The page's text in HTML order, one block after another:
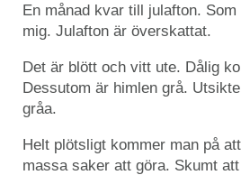
En månad kvar till julafton.
mig. Julafton är överskattat.
Det är blött och vitt ute. Dålig
Dessutom är himlen grå.
gråa.
Helt plötsligt kommer man på
massa saker att göra. Skumt